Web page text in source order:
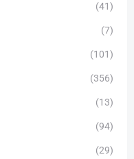
(41)
(7)
(101)
(356)
(13)
(94)
(29)